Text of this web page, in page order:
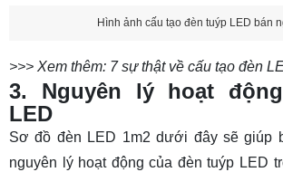
Hình ảnh cấu tạo đèn tuýp LED bán
>>> Xem thêm: 7 sự thật về cấu tạo đèn
3. Nguyên lý hoạt
LED
Sơ đồ đèn LED 1m2 dưới đây sẽ giúp
nguyên lý hoạt động của đèn tuýp LED